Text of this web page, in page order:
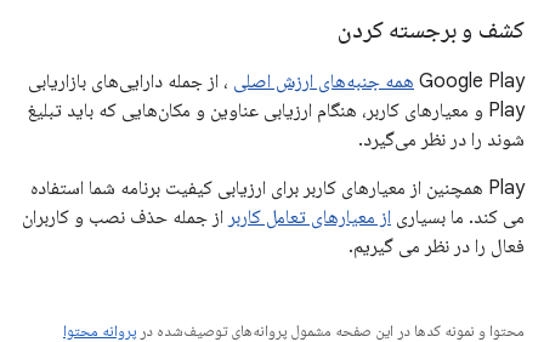
کشف و برجسته کردن
Google Play همه جنبه‌های ارزش اصلی ، از جمله دارایی‌های بازاریابی
Play و معیارهای کاربر، هنگام ارزیابی عناوین و مکان‌هایی که باید تبلیغ
شوند را در نظر می‌گیرد.
Play همچنین از معیارهای کاربر برای ارزیابی کیفیت برنامه شما استفاده
می کند. ما بسیاری از معیارهای تعامل کاربر از جمله حذف نصب و کاربران
فعال را در نظر می گیریم.
محتوا و نمونه کدها در این صفحه مشمول پروانه‌های توصیف‌شده در پروانه محتوا